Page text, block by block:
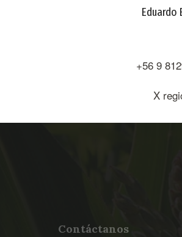
Eduardo
+56 9
X
Contáctanos